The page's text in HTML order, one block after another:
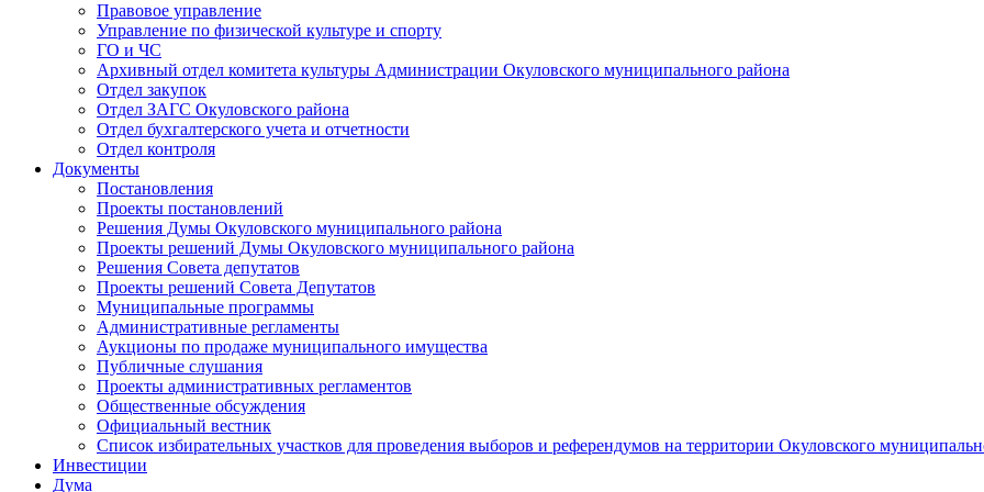
Правовое управление
Управление по физической культуре и спорту
ГО и ЧС
Архивный отдел комитета культуры Администрации Окуловского муниципального района
Отдел закупок
Отдел ЗАГС Окуловского района
Отдел бухгалтерского учета и отчетности
Отдел контроля
Документы
Постановления
Проекты постановлений
Решения Думы Окуловского муниципального района
Проекты решений Думы Окуловского муниципального района
Решения Совета депутатов
Проекты решений Совета Депутатов
Муниципальные программы
Административные регламенты
Аукционы по продаже муниципального имущества
Публичные слушания
Проекты административных регламентов
Общественные обсуждения
Официальный вестник
Список избирательных участков для проведения выборов и референдумов на территории Окуловского
Инвестиции
Дума